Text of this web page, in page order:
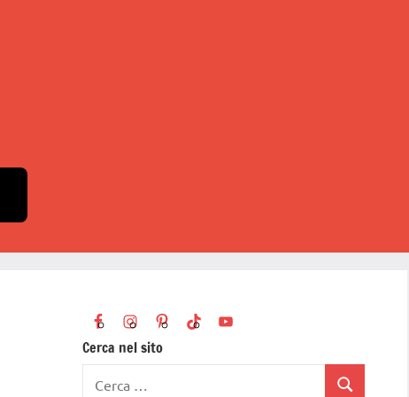
Cerca nel sito